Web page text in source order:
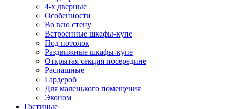
4-х дверные
Особенности
Во всю стену
Встроенные шкафы-купе
Под потолок
Раздвижные шкафы-купе
Открытая секция посередине
Распашные
Гардероб
Для маленького помещения
Эконом
Гостиные